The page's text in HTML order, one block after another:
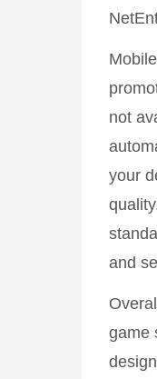
not
your
and
game